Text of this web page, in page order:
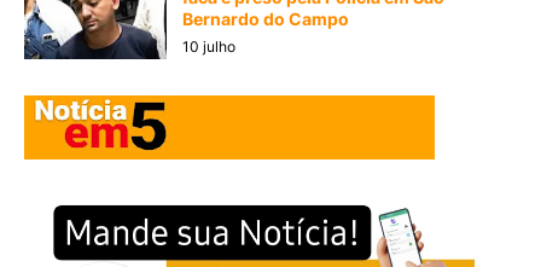
Bernardo do Campo
10 julho